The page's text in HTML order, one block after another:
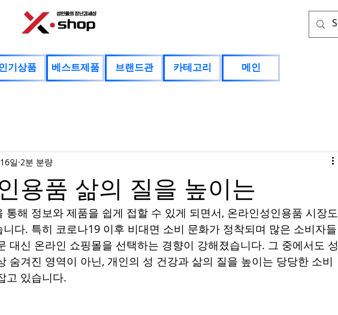
기상품 베스트제품 브랜드관 카테고리 메인
용품 삶의 질을 높이는
일 2분 분량
통해 정보와 제품을 쉽게 접할 수 있게 되면서, 온라인성인용품 시장도
다. 특히 코로나19 이후 비대면 소비 문화가 정착되며 많은 소비자들
대신 온라인 쇼핑몰을 선택하는 경향이 강해졌습니다. 그 중에서도 성
숨겨진 영역이 아닌, 개인의 성 건강과 삶의 질을 높이는 당당한 소비
고 있습니다.